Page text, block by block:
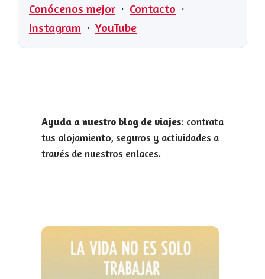
Conócenos mejor · Contacto ·
Instagram · YouTube
Ayuda a nuestro blog de viajes: contrata
tus alojamiento, seguros y actividades a
través de nuestros enlaces.